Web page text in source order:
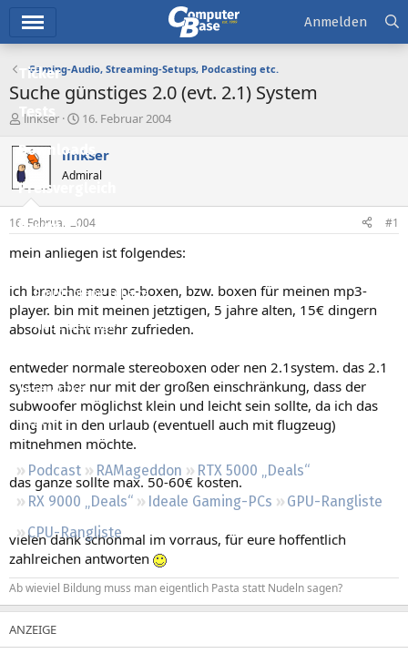
Ticker
Tests
Downloads
Preisvergleich
Forum
Aktuelles
Empfohlene Inhalte
Neue Beiträge
Leserartikel
Regeln
Podcast RAMageddon
RTX 5000 „Deals“
RX 9000 „Deals“
Ideale Gaming-PCs
GPU-Rangliste
CPU-Rangliste
Anmelden
Gaming-Audio, Streaming-Setups, Podcasting etc.
Suche günstiges 2.0 (evt. 2.1) System
E
s
t
e
e
r
linkser
E
s
e
l
t
a
m
16. Februar 2004
linkser
Admiral
16. Februar 2004 #1
mein anliegen ist folgendes:
ich brauche neue pc-boxen, bzw. boxen für meinen mp3-
player. bin mit meinen jetztigen, 5 jahre alten, 15€ dingern
absolut nicht mehr zufrieden.
entweder normale stereoboxen oder nen 2.1system. das 2.1
system aber nur mit der großen einschränkung, dass der
subwoofer möglichst klein und leicht sein sollte, da ich das
ding mit in den urlaub (eventuell auch mit flugzeug)
mitnehmen möchte.
das ganze sollte max. 50-60€ kosten.
vielen dank schonmal im vorraus, für eure hoffentlich
zahlreichen antworten
Ab wieviel Bildung muss man eigentlich Pasta statt Nudeln sagen?